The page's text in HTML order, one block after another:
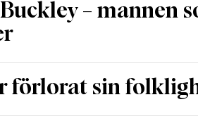
– mannen
förlorat sin